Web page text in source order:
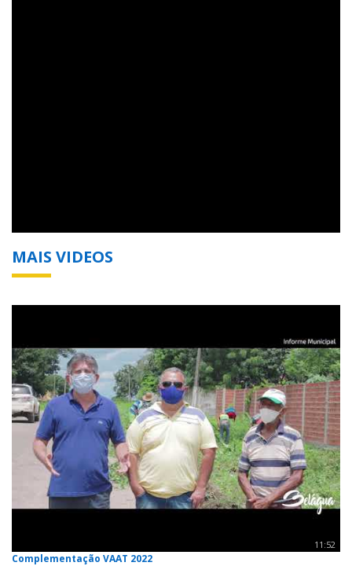
MAIS VIDEOS
11:52
Complementação VAAT 2022